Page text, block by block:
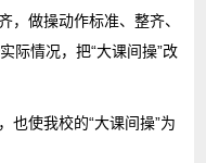
，做操动作标准、整齐、
际情况，把“大课间操”改
也使我校的“大课间操”为